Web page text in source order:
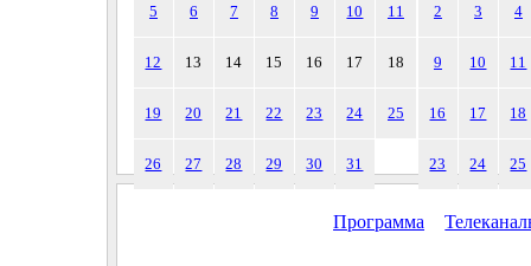
5 6 7 8 9 10 11
12 13 14 15 16 17 18
19 20 21 22 23 24 25
26 27 28 29 30 31
2 3 4
9 10 11
16 17 18
23 24 25
Программа